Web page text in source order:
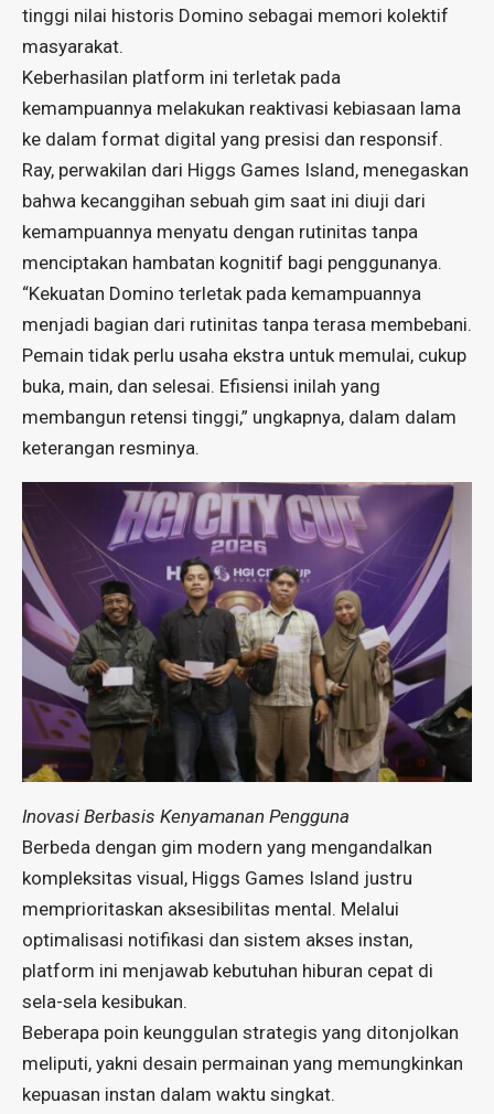
tinggi nilai historis Domino sebagai memori kolektif
masyarakat.
Keberhasilan platform ini terletak pada
kemampuannya melakukan reaktivasi kebiasaan lama
ke dalam format digital yang presisi dan responsif.
Ray, perwakilan dari Higgs Games Island, menegaskan
bahwa kecanggihan sebuah gim saat ini diuji dari
kemampuannya menyatu dengan rutinitas tanpa
menciptakan hambatan kognitif bagi penggunanya.
“Kekuatan Domino terletak pada kemampuannya
menjadi bagian dari rutinitas tanpa terasa membebani.
Pemain tidak perlu usaha ekstra untuk memulai, cukup
buka, main, dan selesai. Efisiensi inilah yang
membangun retensi tinggi,” ungkapnya, dalam dalam
keterangan resminya.
Inovasi Berbasis Kenyamanan Pengguna
Berbeda dengan gim modern yang mengandalkan
kompleksitas visual, Higgs Games Island justru
memprioritaskan aksesibilitas mental. Melalui
optimalisasi notifikasi dan sistem akses instan,
platform ini menjawab kebutuhan hiburan cepat di
sela-sela kesibukan.
Beberapa poin keunggulan strategis yang ditonjolkan
meliputi, yakni desain permainan yang memungkinkan
kepuasan instan dalam waktu singkat.